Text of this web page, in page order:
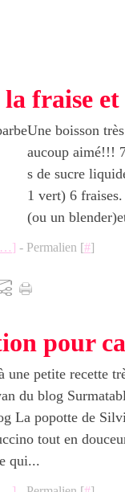
fraise
Une boisson
aucoup aimé!!!
s de sucre
1 vert) 6
(ou un
…] - Permalien [#]
pour
une petite recette
du blog
La popotte de
tout en
qui...